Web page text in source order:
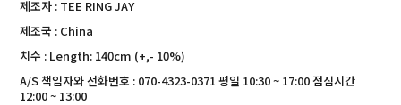
제조자 : TEE RING JAY
제조국 : China
치수 : Length: 140cm (+,- 10%)
A/S 책임자와 전화번호 : 070-4323-0371 평일 10:30 ~ 17:00 점심시간
12:00 ~ 13:00